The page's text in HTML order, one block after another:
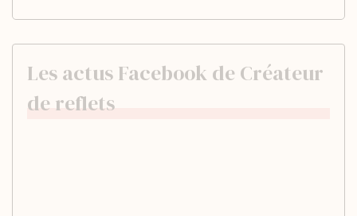
Les actus Facebook de Créateur
de reflets